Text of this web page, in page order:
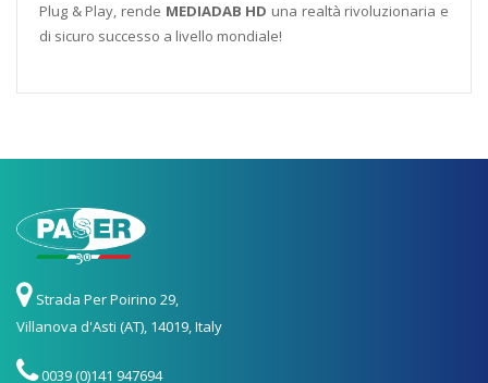
Plug & Play, rende MEDIADAB HD una realtà rivoluzionaria e
di sicuro successo a livello mondiale!
Strada Per Poirino 29,
Villanova d'Asti (AT), 14019, Italy
0039 (0)141 947694